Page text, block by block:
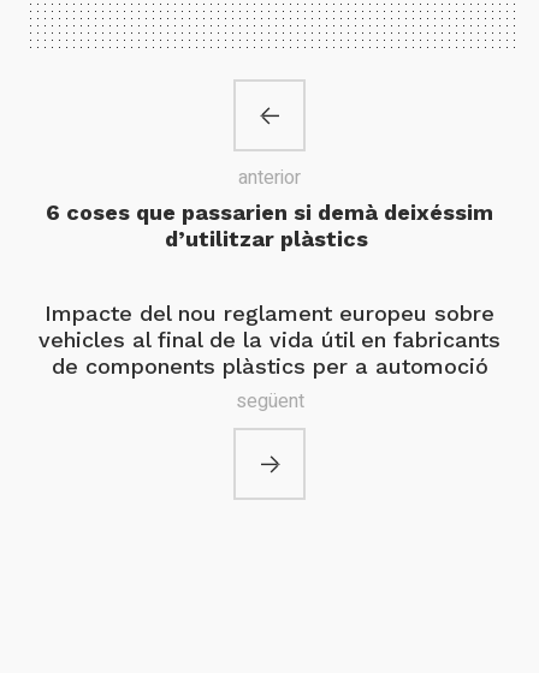
6 coses que passarien si demà deixéssim
d’utilitzar plàstics
anterior
Impacte del nou reglament europeu sobre
vehicles al final de la vida útil en fabricants
de components plàstics per a automoció
següent